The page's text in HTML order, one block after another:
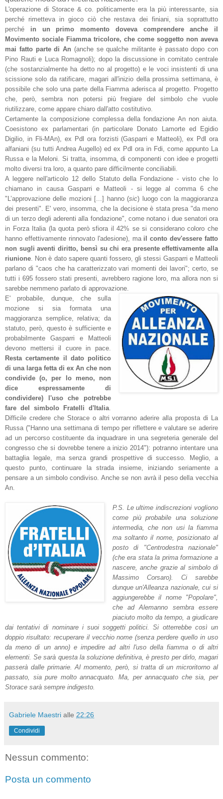
L'operazione di Storace & co. politicamente era la più interessante, sia
perché rimetteva in gioco ciò che restava dei finiani, sia soprattutto
perché in un primo momento doveva comprendere anche il
Movimento sociale Fiamma tricolore, che come soggetto non aveva
mai fatto parte di An (anche se qualche militante è passato dopo con
Pino Rauti e Luca Romagnoli); dopo la discussione in comitato centrale
(che sostanzialmente ha detto no al progetto) e le voci insistenti di una
scissione solo da ratificare, magari all'inizio della prossima settimana, è
possibile che solo una parte della Fiamma aderisca al progetto. Progetto
che, però, sembra non potersi più fregiare del simbolo che vuole
riutilizzare, come appare chiaro dall'atto costitutivo.
Certamente la composizione complessa della fondazione An non aiuta.
Coesistono ex parlamentari (in particolare Donato Lamorte ed Egidio
Digilio, in Fli-MAn), ex Pdl ora forzisti (Gasparri e Matteoli), ex Pdl ora
alfaniani (su tutti Andrea Augello) ed ex Pdl ora in Fdi, come appunto La
Russa e la Meloni. Si tratta, insomma, di componenti con idee e progetti
molto diversi tra loro, a quanto pare difficilmente conciliabili.
A leggere nell'articolo 12 dello Statuto della Fondazione - visto che lo
chiamano in causa Gasparri e Matteoli - si legge al comma 6 che
"L’approvazione delle mozioni [...] hanno (sic) luogo con la maggioranza
dei presenti". E' vero, insomma, che la decisione è stata presa "da meno
di un terzo degli aderenti alla fondazione", come notano i due senatori ora
in Forza Italia (la quota però sfiora il 42% se si considerano coloro che
hanno effettivamente rinnovato l'adesione), ma il conto dev'essere fatto
non sugli aventi diritto, bensì su chi era presente effettivamente alla
riunione. Non è dato sapere quanti fossero, gli stessi Gasparri e Matteoli
parlano di "caos che ha caratterizzato vari momenti dei lavori"; certo, se
tutti i 695 fossero stati presenti, avrebbero ragione loro, ma allora non si
sarebbe nemmeno parlato di approvazione.
E' probabile, dunque, che sulla
mozione si sia formata una
maggioranza semplice, relativa; da
statuto, però, questo è sufficiente e
probabilmente Gasparri e Matteoli
devono mettersi il cuore in pace.
Resta certamente il dato politico
di una larga fetta di ex An che non
condivide (o, per lo meno, non
dice espressamente di
condividere) l'uso che potrebbe
fare del simbolo Fratelli d'Italia.
Difficile credere che Storace o altri vorranno aderire alla propostadi La
Russa ("Hanno una settimana di tempo per riflettere e valutare se aderire
ad un percorso costituente da inquadrare in una segreteria generale del
congresso che si dovrebbe tenere a inizio 2014"): potranno intentare una
battaglia legale, ma senza grandi prospettive di successo. Meglio, a
questo punto, continuare la strada insieme, iniziando seriamente a
pensare a un simbolo condiviso. Anche se non avrà il peso della vecchia
An.
P.S. Le ultime indiscrezioni vogliono
come più probabile una soluzione
intermedia, che non usi la fiamma
ma soltanto il nome, posizionato al
posto di "Centrodestra nazionale"
(che era stata la prima formazione a
nascere, anche grazie al simbolo di
Massimo Corsaro). Ci sarebbe
dunque un'Alleanza nazionale, cui si
aggiungerebbe il nome "Popolare",
che ad Alemanno sembra essere
piaciuto molto da tempo, a giudicare
dai tentativi di nominare i suoi soggetti politici. Si otterrebbe così un
doppio risultato: recuperare il vecchio nome (senza perdere quello in uso
da meno di un anno) e impedire ad altri l'uso della fiamma o di altri
elementi. Se sarà questa la soluzione definitiva, è presto per dirlo, magari
passerà dalle primarie. Al momento, però, si tratta di un microritorno al
passato, sia pure molto annacquato. Ma, per annacquato che sia, per
Storace sarà sempre indigesto.
Gabriele Maestri alle 22:26
Condividi
Nessun commento:
Posta un commento